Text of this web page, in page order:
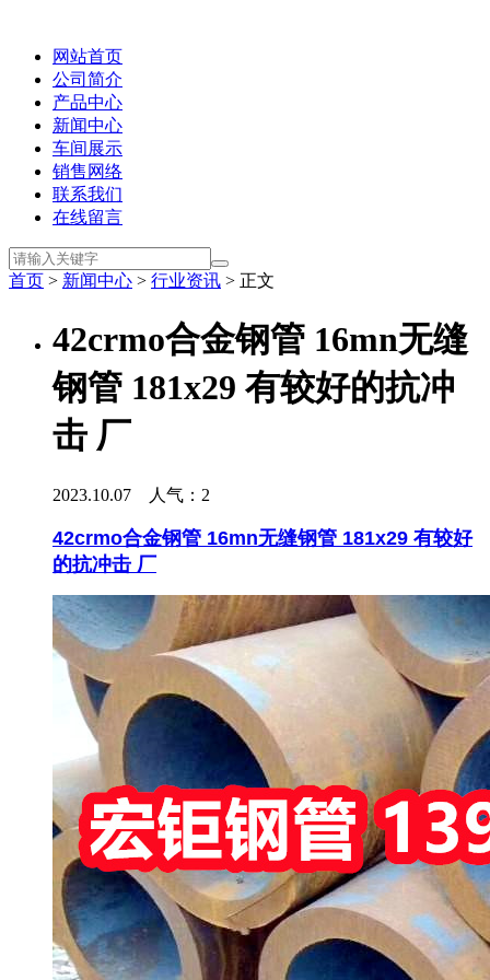
网站首页
公司简介
产品中心
新闻中心
车间展示
销售网络
联系我们
在线留言
首页 > 新闻中心 > 行业资讯 > 正文
42crmo合金钢管 16mn无缝
钢管 181x29 有较好的抗冲
击 厂
2023.10.07 人气： 2
42crmo合金钢管 16mn无缝钢管 181x29 有较好
的抗冲击 厂